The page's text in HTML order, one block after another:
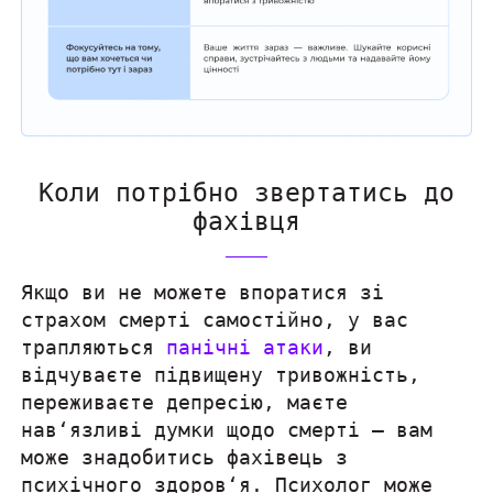
Коли потрібно звертатись до
фахівця
Якщо ви не можете впоратися зі
страхом смерті самостійно, у вас
трапляються панічні атаки , ви
відчуваєте підвищену тривожність,
переживаєте депресію, маєте
нав‘язливі думки щодо смерті — вам
може знадобитись фахівець з
психічного здоров‘я. Психолог може